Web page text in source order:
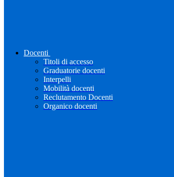
Docenti
Titoli di accesso
Graduatorie docenti
Interpelli
Mobilità docenti
Reclutamento Docenti
Organico docenti